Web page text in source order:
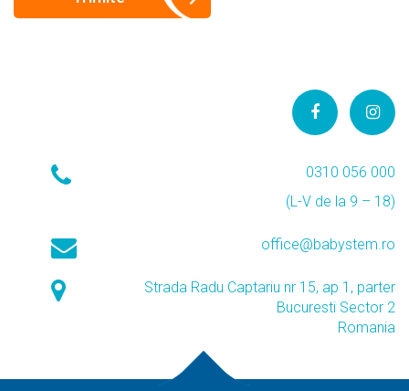
0310 056 000
(L-V de la 9 – 18)
office@babystem.ro
Strada Radu Captariu nr 15, ap 1, parter
Bucuresti Sector 2
Romania